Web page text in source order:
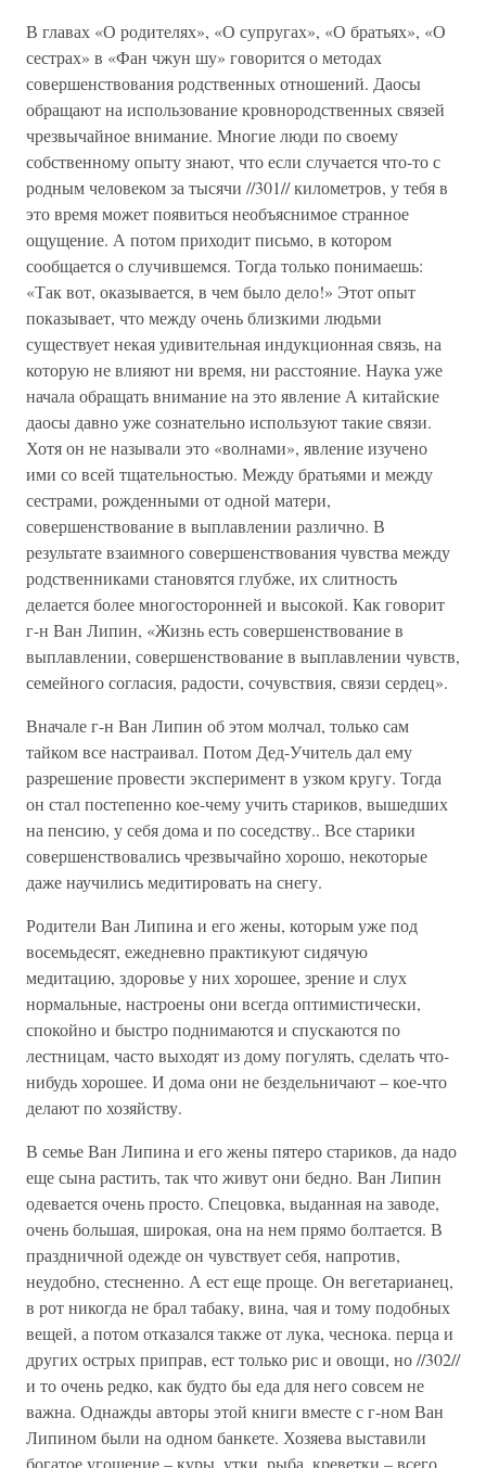
В главах «О родителях», «О супругах», «О братьях», «О
сестрах» в «Фан чжун шу» говорится о методах
совершенствования родственных отношений. Даосы
обращают на использование кровнородственных связей
чрезвычайное внимание. Многие люди по своему
собственному опыту знают, что если случается что-то с
родным человеком за тысячи //301// километров, у тебя в
это время может появиться необъяснимое странное
ощущение. А потом приходит письмо, в котором
сообщается о случившемся. Тогда только понимаешь:
«Так вот, оказывается, в чем было дело!» Этот опыт
показывает, что между очень близкими людьми
существует некая удивительная индукционная связь, на
которую не влияют ни время, ни расстояние. Наука уже
начала обращать внимание на это явление А китайские
даосы давно уже сознательно используют такие связи.
Хотя он не называли это «волнами», явление изучено
ими со всей тщательностью. Между братьями и между
сестрами, рожденными от одной матери,
совершенствование в выплавлении различно. В
результате взаимного совершенствования чувства между
родственниками становятся глубже, их слитность
делается более многосторонней и высокой. Как говорит
г-н Ван Липин, «Жизнь есть совершенствование в
выплавлении, совершенствование в выплавлении чувств,
семейного согласия, радости, сочувствия, связи сердец».
Вначале г-н Ван Липин об этом молчал, только сам
тайком все настраивал. Потом Дед-Учитель дал ему
разрешение провести эксперимент в узком кругу. Тогда
он стал постепенно кое-чему учить стариков, вышедших
на пенсию, у себя дома и по соседству.. Все старики
совершенствовались чрезвычайно хорошо, некоторые
даже научились медитировать на снегу.
Родители Ван Липина и его жены, которым уже под
восемьдесят, ежедневно практикуют сидячую
медитацию, здоровье у них хорошее, зрение и слух
нормальные, настроены они всегда оптимистически,
спокойно и быстро поднимаются и спускаются по
лестницам, часто выходят из дому погулять, сделать что-
нибудь хорошее. И дома они не бездельничают – кое-что
делают по хозяйству.
В семье Ван Липина и его жены пятеро стариков, да надо
еще сына растить, так что живут они бедно. Ван Липин
одевается очень просто. Спецовка, выданная на заводе,
очень большая, широкая, она на нем прямо болтается. В
праздничной одежде он чувствует себя, напротив,
неудобно, стесненно. А ест еще проще. Он вегетарианец,
в рот никогда не брал табаку, вина, чая и тому подобных
вещей, а потом отказался также от лука, чеснока. перца и
других острых приправ, ест только рис и овощи, но //302//
и то очень редко, как будто бы еда для него совсем не
важна. Однажды авторы этой книги вместе с г-ном Ван
Липином были на одном банкете. Хозяева выставили
богатое угощение – куры, утки, рыба, креветки – всего